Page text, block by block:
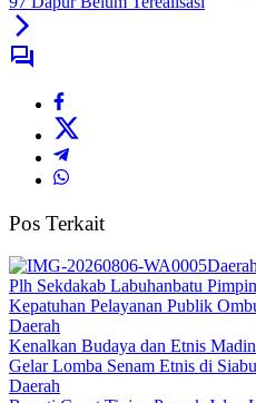
Pos Terkait
Daerah
Plh Sekdakab Labuhanbatu
Kepatuhan Pelayanan Publik
Daerah
Kenalkan Budaya dan Etnis
Gelar Lomba Senam Etnis di Siabu
Daerah